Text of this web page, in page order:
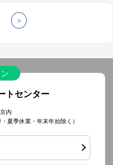
>
トセンター
内
夏季休業・年末年始除く）